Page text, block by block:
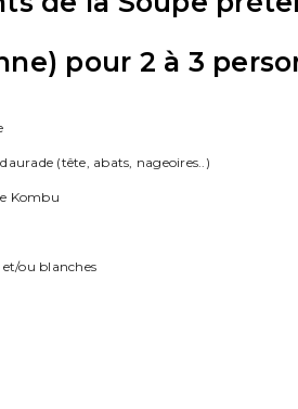
pour 2 à 3
(tête, abats, nageoires..)
Kombu
et/ou blanches